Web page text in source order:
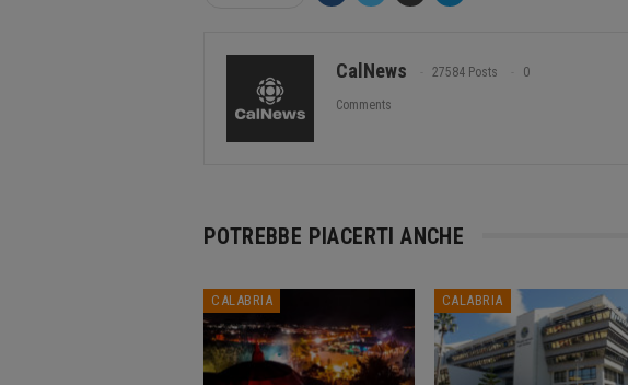
CalNews 27584 Posts 0
Comments
POTREBBE PIACERTI ANCHE
CALABRIA CALABRIA